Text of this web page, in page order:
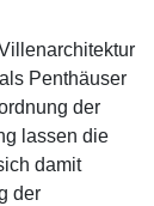
Penthäuser
der
lassen die
damit
der